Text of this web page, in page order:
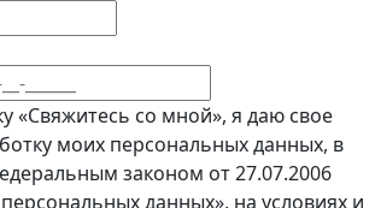
«Свяжитесь со мной», я даю свое
моих персональных данных, в
законом от 27.07.2006
данных», на условиях и